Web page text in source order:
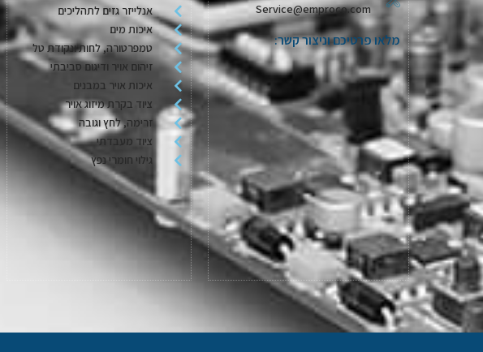
Service@emproco.com
מלאו פרטיכם וניצור קשר:
אנלייזר גזים לתהליכים
איכות מים
טמפרטורה, לחות ונקודת טל
זיהום אויר ודיגום סביבתי
איכות אויר במבנים
ציוד בקרת מיזוג אויר
זרימה, לחץ וגובה
ציוד מעבדתי
גילוי חומרי נפץ